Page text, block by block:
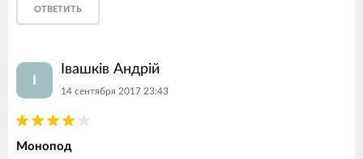
ОТВЕТИТЬ
Івашків Андрій
14 сентября 2017 23:43
Монопод